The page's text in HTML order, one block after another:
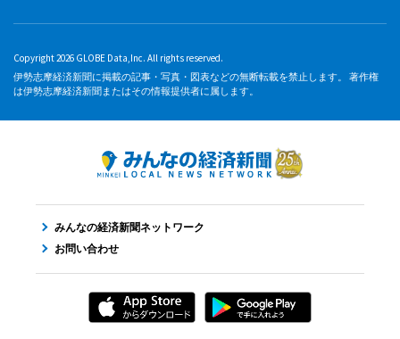
Copyright 2026 GLOBE Data,Inc. All rights reserved.
伊勢志摩経済新聞に掲載の記事・写真・図表などの無断転載を禁止します。 著作権
は伊勢志摩経済新聞またはその情報提供者に属します。
みんなの経済新聞ネットワーク
お問い合わせ